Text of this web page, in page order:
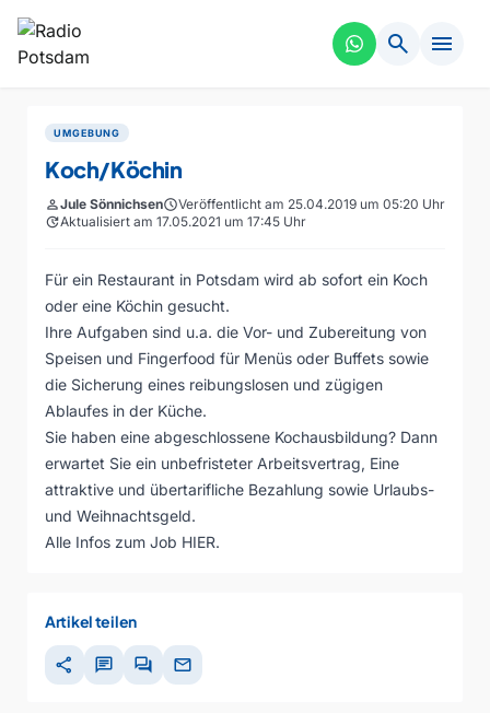
search menu
UMGEBUNG
Koch/Köchin
personJule SönnichsenscheduleVeröffentlicht am 25.04.2019 um 05:20 Uhr
updateAktualisiert am 17.05.2021 um 17:45 Uhr
Für ein Restaurant in Potsdam wird ab sofort ein Koch
oder eine Köchin gesucht.
Ihre Aufgaben sind u.a. die Vor- und Zubereitung von
Speisen und Fingerfood für Menüs oder Buffets sowie
die Sicherung eines reibungslosen und zügigen
Ablaufes in der Küche.
Sie haben eine abgeschlossene Kochausbildung? Dann
erwartet Sie ein unbefristeter Arbeitsvertrag, Eine
attraktive und übertarifliche Bezahlung sowie Urlaubs-
und Weihnachtsgeld.
Alle Infos zum Job HIER.
Artikel teilen
share chat forum mail